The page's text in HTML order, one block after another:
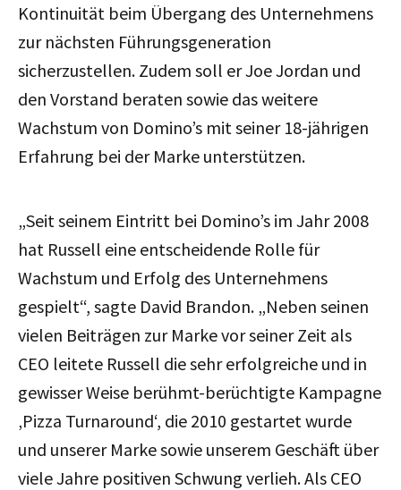
Kontinuität beim Übergang des Unternehmens
zur nächsten Führungsgeneration
sicherzustellen. Zudem soll er Joe Jordan und
den Vorstand beraten sowie das weitere
Wachstum von Domino’s mit seiner 18-jährigen
Erfahrung bei der Marke unterstützen.
„Seit seinem Eintritt bei Domino’s im Jahr 2008
hat Russell eine entscheidende Rolle für
Wachstum und Erfolg des Unternehmens
gespielt“, sagte David Brandon. „Neben seinen
vielen Beiträgen zur Marke vor seiner Zeit als
CEO leitete Russell die sehr erfolgreiche und in
gewisser Weise berühmt-berüchtigte Kampagne
‚Pizza Turnaround‘, die 2010 gestartet wurde
und unserer Marke sowie unserem Geschäft über
viele Jahre positiven Schwung verlieh. Als CEO